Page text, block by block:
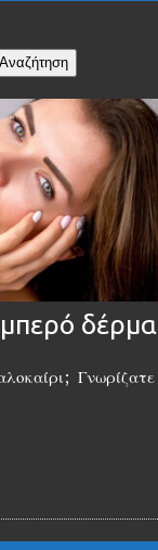
Αναζήτηση
δέρμα
Γνωρίζατε